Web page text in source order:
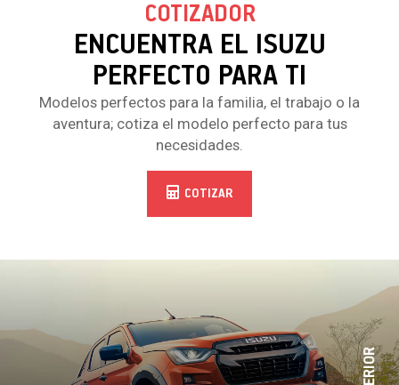
COTIZADOR
ENCUENTRA EL ISUZU
PERFECTO PARA TI
Modelos perfectos para la familia, el trabajo o la
aventura; cotiza el modelo perfecto para tus
necesidades.
COTIZAR